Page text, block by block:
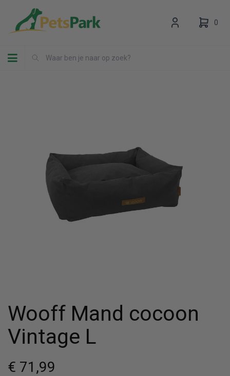
Toggle navigation
0
Wooff Mand cocoon
Vintage L
€ 71 ,99